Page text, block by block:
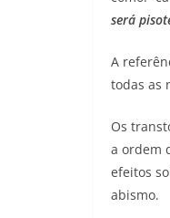
será
A
todas as
Os
a ordem
efeitos
abismo.